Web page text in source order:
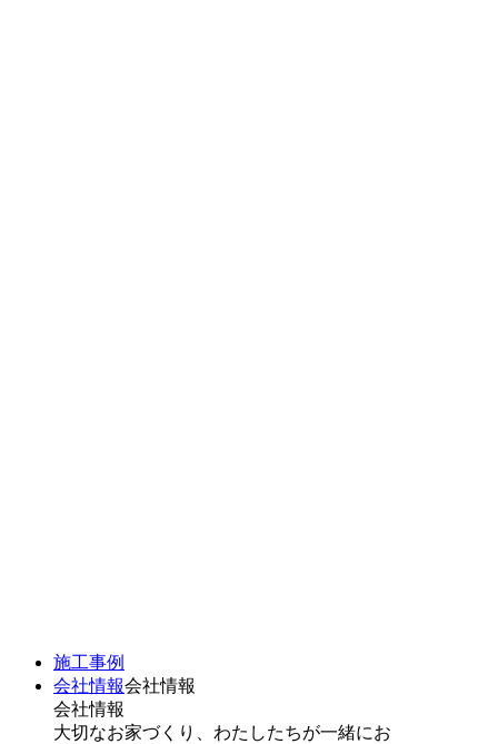
施工事例
会社情報会社情報
会社情報
大切なお家づくり、わたしたちが一緒にお